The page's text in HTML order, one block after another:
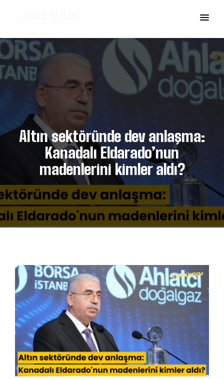
Altın sektöründe dev anlaşma:
Kanadalı Eldarado’nun
madenlerini kimler aldı?